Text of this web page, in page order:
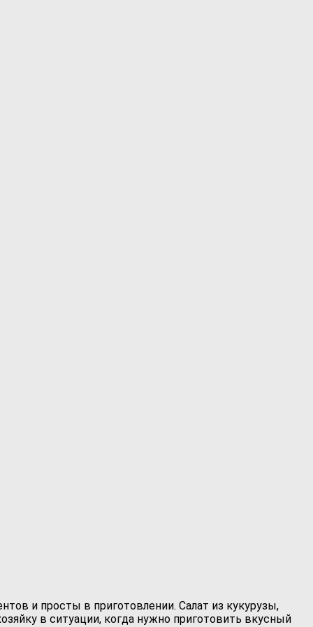
и просты в приготовлении. Салат из кукурузы,
в ситуации, когда нужно приготовить вкусный